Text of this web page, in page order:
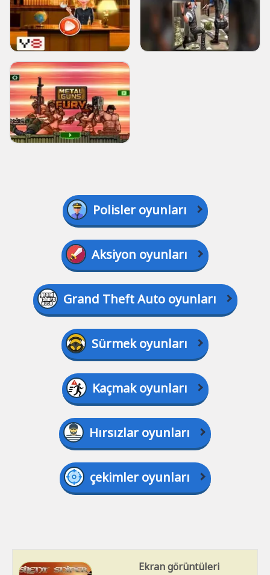
Polisler oyunları
Aksiyon oyunları
Grand Theft Auto oyunları
Sürmek oyunları
Kaçmak oyunları
Hırsızlar oyunları
çekimler oyunları
Ekran görüntüleri